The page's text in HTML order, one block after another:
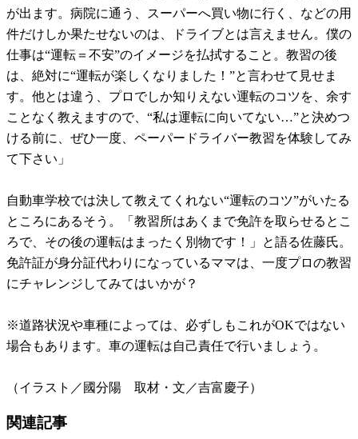
が出ます。病院に通う、スーパーへ買い物に行く、などの用
件だけしか果たせないのは、ドライブとは言えません。僕の
仕事は“運転＝不安”のイメージを払拭すること。教習の後
は、絶対に“運転が楽しくなりました！”と言わせて見せま
す。他とは違う、プロでしか知りえない運転のコツを、余す
ことなく教えますので、“私は運転に向いてない…”と決めつ
ける前に、ぜひ一度、ペーパードライバー教習を体験してみ
て下さい」
自動車学校では決して教えてくれない“運転のコツ”がいたる
ところにあるそう。「教習所はあくまで免許を取らせるとこ
ろで、その後の運転はまったく別物です！」と語る佐藤氏。
免許証が身分証代わりになっているママは、一度プロの教習
にチャレンジしてみてはいかが？
※道路状況や車種によっては、必ずしもこれがOKではない
場合もあります。車の運転は自己責任で行いましょう。
（イラスト／國分陽 取材・文／吉富慶子）
関連記事